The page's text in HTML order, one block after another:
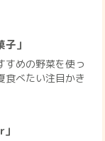
」
すめの野菜を使っ
食べたい注目かき